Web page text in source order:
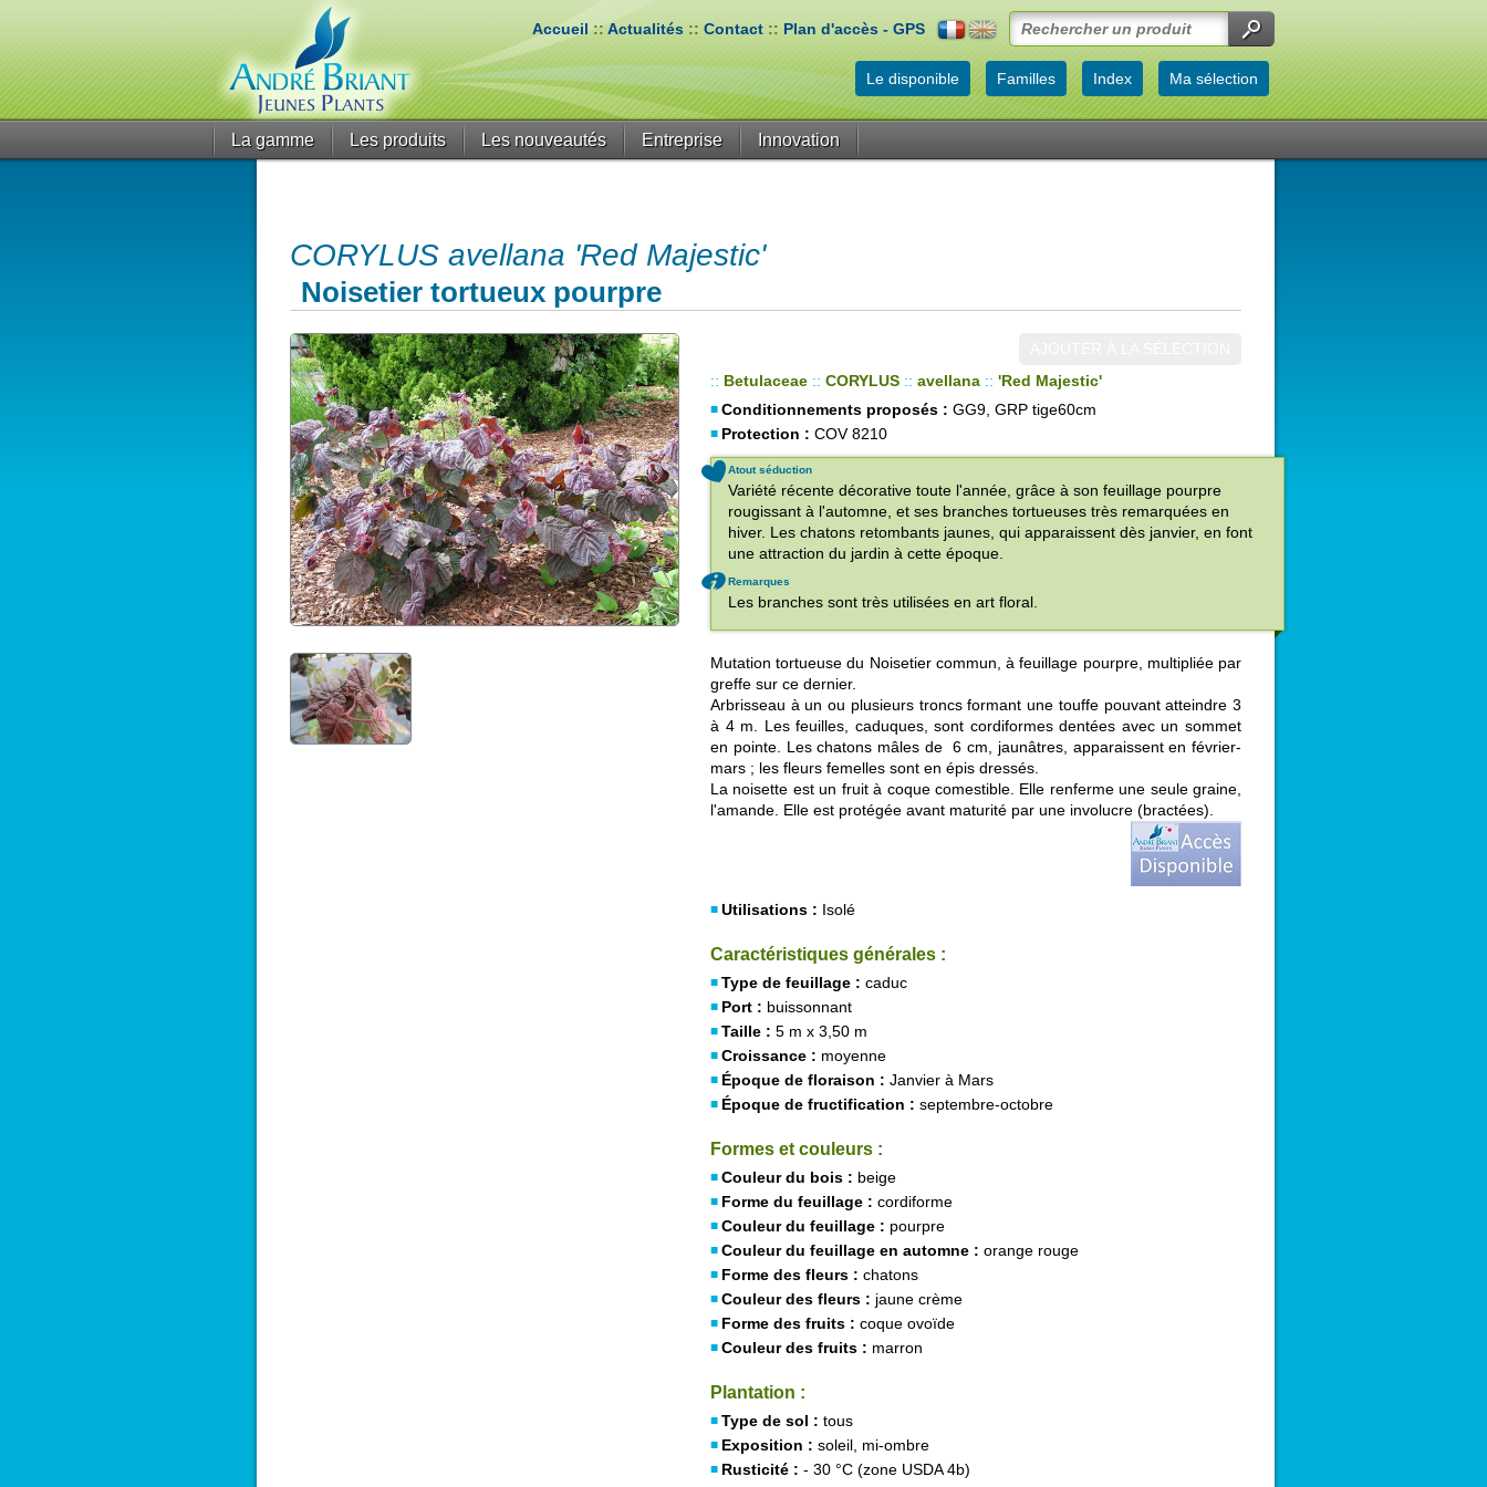
Accueil::Actualités :: Contact :: Plan d'accès - GPS
Le disponible Familles Index Ma sélection
La gamme Les produits Les nouveautés Entreprise Innovation
CORYLUS avellana 'Red Majestic'
Noisetier tortueux pourpre
:: Betulaceae :: CORYLUS :: avellana :: 'Red Majestic'
Conditionnements proposés : GG9, GRP tige60cm
Protection : COV 8210
Atout séduction
Variété récente décorative toute l'année, grâce à son feuillage pourpre
rougissant à l'automne, et ses branches tortueuses très remarquées en
hiver. Les chatons retombants jaunes, qui apparaissent dès janvier, en font
une attraction du jardin à cette époque.
Remarques
Les branches sont très utilisées en art floral.
Mutation tortueuse du Noisetier commun, à feuillage pourpre, multipliée par
greffe sur ce dernier.
Arbrisseau à un ou plusieurs troncs formant une touffe pouvant atteindre 3
à 4 m. Les feuilles, caduques, sont cordiformes dentées avec un sommet
en pointe. Les chatons mâles de 6 cm, jaunâtres, apparaissent en février-
mars ; les fleurs femelles sont en épis dressés.
La noisette est un fruit à coque comestible. Elle renferme une seule graine,
l'amande. Elle est protégée avant maturité par une involucre (bractées).
Utilisations : Isolé
Caractéristiques générales :
Type de feuillage : caduc
Port : buissonnant
Taille : 5 m x 3,50 m
Croissance : moyenne
Époque de floraison : Janvier à Mars
Époque de fructification : septembre-octobre
Formes et couleurs :
Couleur du bois : beige
Forme du feuillage : cordiforme
Couleur du feuillage : pourpre
Couleur du feuillage en automne : orange rouge
Forme des fleurs : chatons
Couleur des fleurs : jaune crème
Forme des fruits : coque ovoïde
Couleur des fruits : marron
Plantation :
Type de sol : tous
Exposition : soleil, mi-ombre
Rusticité : - 30 °C (zone USDA 4b)